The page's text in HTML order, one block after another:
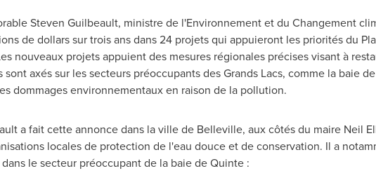
Steven Guilbeault, ministre de l'Environnement et du Changement
de dollars sur trois ans dans 24 projets qui appuieront les priorités du
nouveaux projets appuient des mesures régionales précises visant à
sont axés sur les secteurs préoccupants des Grands Lacs, comme la baie
dommages environnementaux en raison de la pollution.
a fait cette annonce dans la ville de Belleville, aux côtés du maire Neil
locales de protection de l'eau douce et de conservation. Il a
le secteur préoccupant de la baie de Quinte :